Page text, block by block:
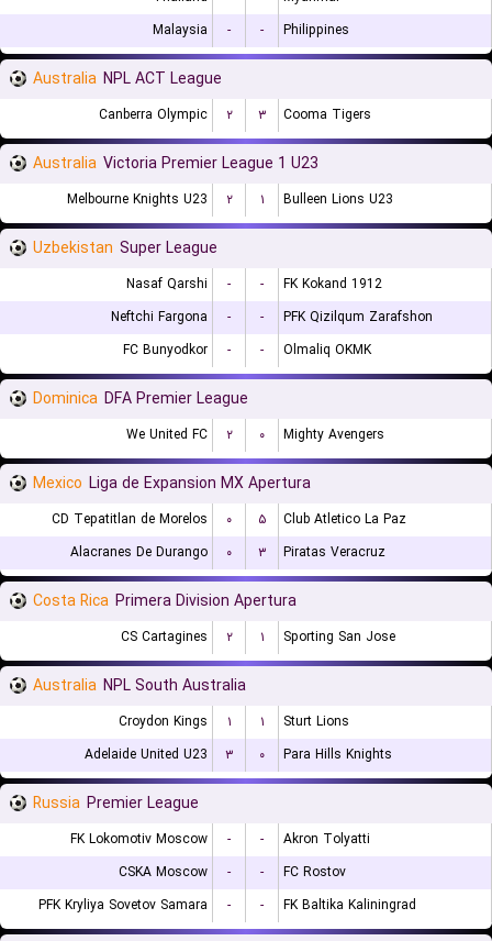
Malaysia
- - Philippines
Australia NPL ACT League
Canberra Olympic ۲ ۳ Cooma Tigers
Australia Victoria Premier League 1 U23
Melbourne Knights U23 ۲ ۱ Bulleen Lions U23
Uzbekistan Super League
Nasaf Qarshi - -
FK Kokand 1912
Neftchi Fargona
- -
PFK Qizilqum Zarafshon
FC Bunyodkor
- - Olmaliq OKMK
Dominica DFA Premier League
We United FC ۲ ۰ Mighty Avengers
Mexico Liga de Expansion MX Apertura
CD Tepatitlan de Morelos ۰ ۵
Club Atletico La Paz
Alacranes De Durango
۰ ۳ Piratas Veracruz
Costa Rica Primera Division Apertura
CS Cartagines ۲ ۱ Sporting San Jose
Australia NPL South Australia
Croydon Kings ۱ ۱
Sturt Lions
Adelaide United U23
۳ ۰ Para Hills Knights
Russia Premier League
FK Lokomotiv Moscow - -
Akron Tolyatti
CSKA Moscow
- -
FC Rostov
PFK Kryliya Sovetov Samara
- - FK Baltika Kaliningrad